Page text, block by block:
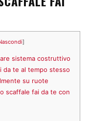
]
sistema costruttivo
da te al tempo stesso
su ruote
scaffale fai da te con